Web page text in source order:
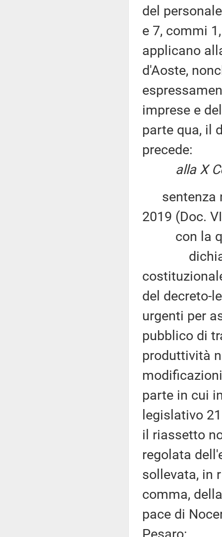
del
e 7, commi
applicano
d'Aoste,
imprese e
parte qua, il
precede:
alla X
sentenza
2019 (Doc.
con la
dichiara
del decreto-
urgenti per
pubblico di
produttività
parte in cui
legislativo
il riassetto
regolata
sollevata, in
comma,
pace di